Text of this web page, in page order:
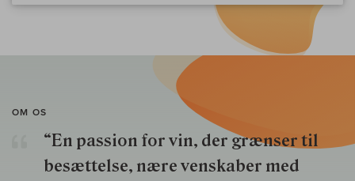
OM OS
“En passion for vin, der grænser til
besættelse, nære venskaber med